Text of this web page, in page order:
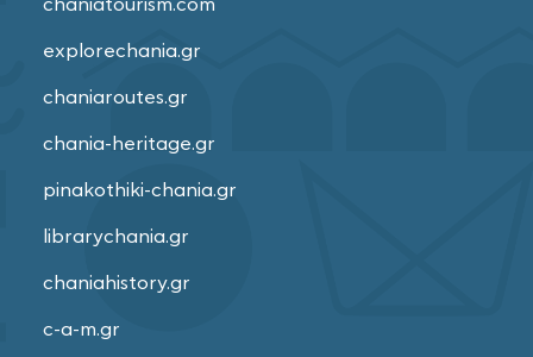
chaniatourism.com
explorechania.gr
chaniaroutes.gr
chania-heritage.gr
pinakothiki-chania.gr
librarychania.gr
chaniahistory.gr
c-a-m.gr